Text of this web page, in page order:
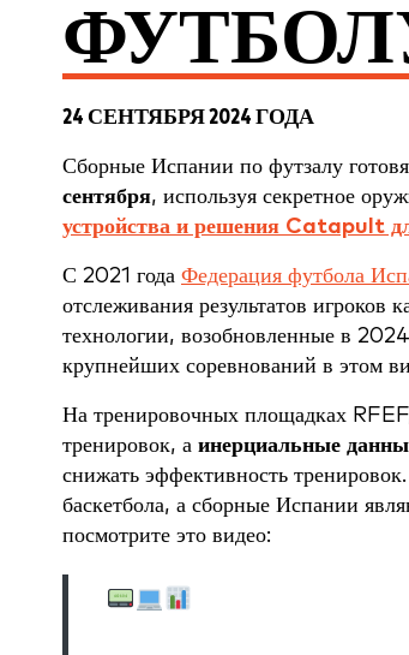
24 СЕНТЯБРЯ 2024 ГОДА
Сборные Испании по футзалу
сентября, используя секретное
устройства и решения Catapult
С 2021 года Федерация футбола
отслеживания результатов
технологии, возобновленные в
крупнейших соревнований в этом
На тренировочных площадках
тренировок, а инерциальные
снижать эффективность
баскетбола, а сборные Испании
посмотрите это видео: